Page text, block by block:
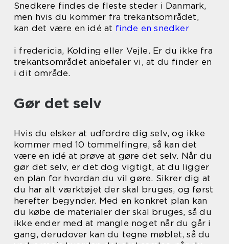
Snedkere findes de fleste steder i Danmark,
men hvis du kommer fra trekantsområdet,
kan det være en idé at finde en snedker
i fredericia, Kolding eller Vejle. Er du ikke fra
trekantsområdet anbefaler vi, at du finder en
i dit område.
Gør det selv
Hvis du elsker at udfordre dig selv, og ikke
kommer med 10 tommelfingre, så kan det
være en idé at prøve at gøre det selv. Når du
gør det selv, er det dog vigtigt, at du ligger
en plan for hvordan du vil gøre. Sikrer dig at
du har alt værktøjet der skal bruges, og først
herefter begynder. Med en konkret plan kan
du købe de materialer der skal bruges, så du
ikke ender med at mangle noget når du går i
gang, derudover kan du tegne møblet, så du